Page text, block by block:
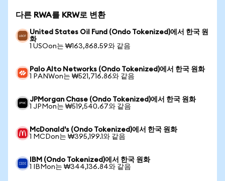
다른 RWA를 KRW로 변환
United States Oil Fund (Ondo Tokenized)에서 한국 원
화
1 USOon는 ₩163,868.59와 같음
Palo Alto Networks (Ondo Tokenized)에서 한국 원화
1 PANWon는 ₩521,716.86와 같음
JPMorgan Chase (Ondo Tokenized)에서 한국 원화
1 JPMon는 ₩519,540.67와 같음
McDonald's (Ondo Tokenized)에서 한국 원화
1 MCDon는 ₩395,199.1와 같음
IBM (Ondo Tokenized)에서 한국 원화
1 IBMon는 ₩344,136.84와 같음